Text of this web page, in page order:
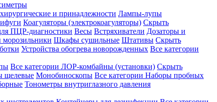
и принадлежности Лампы-лупы
Коагуляторы (электрокоагуляторы) Скрыть
ПЦР-диагностики Весы Встряхиватели Дозаторы и
Шкафы сушильные Штативы Скрыть
Устройства обогрева новорожденных Все категории
Все категории ЛОР-комбайны (установки) Скрыть
щелевые Монобиноскопы Все категории Наборы пробных
Тонометры внутриглазного давления